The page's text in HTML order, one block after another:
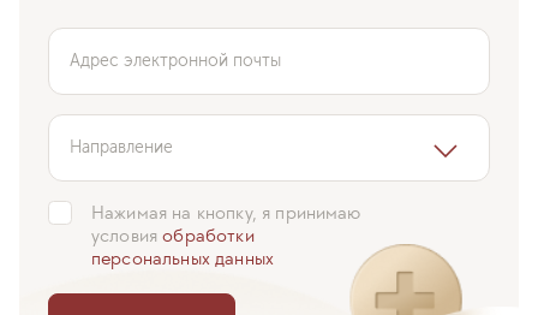
Адрес электронной почты
Направление
Нажимая на кнопку, я принимаю
условияобработки
персональных данных